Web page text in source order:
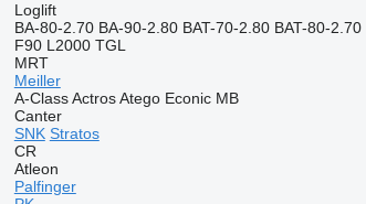
Loglift
BA-80-2.70 BA-90-2.80 BAT-70-2.80 BAT-80-2.70
F90 L2000 TGL
MRT
Meiller
A-Class Actros Atego Econic MB
Canter
SNK Stratos
CR
Atleon
Palfinger